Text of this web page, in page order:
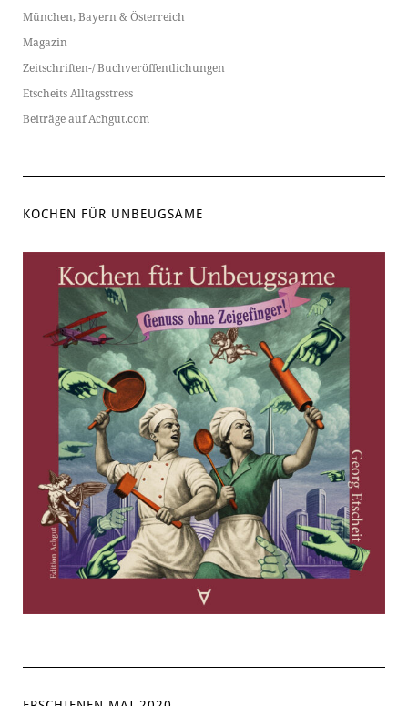
München, Bayern & Österreich
Magazin
Zeitschriften-/ Buchveröffentlichungen
Etscheits Alltagsstress
Beiträge auf Achgut.com
KOCHEN FÜR UNBEUGSAME